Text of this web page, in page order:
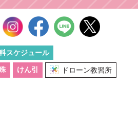
スケジュール
けん引 ドローン教習所